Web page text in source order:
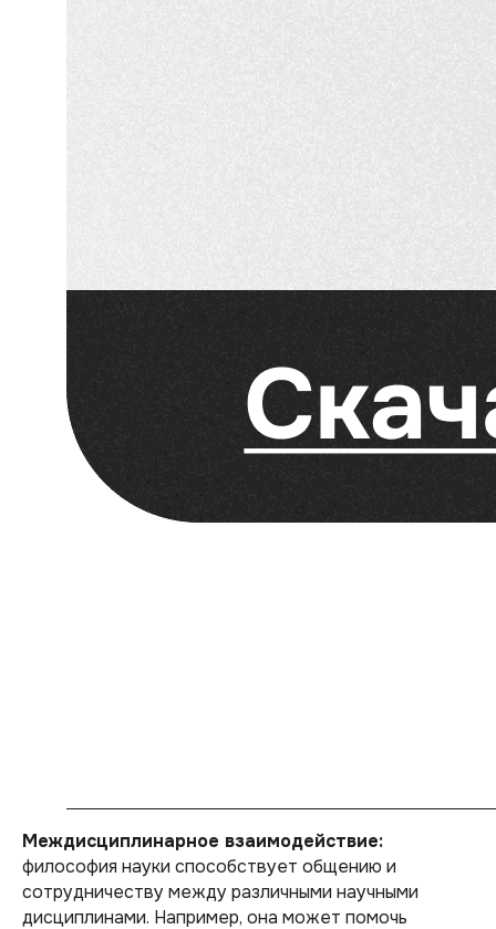
Междисциплинарное взаимодействие:
философия науки способствует общению и
сотрудничеству между различными научными
дисциплинами. Например, она может помочь